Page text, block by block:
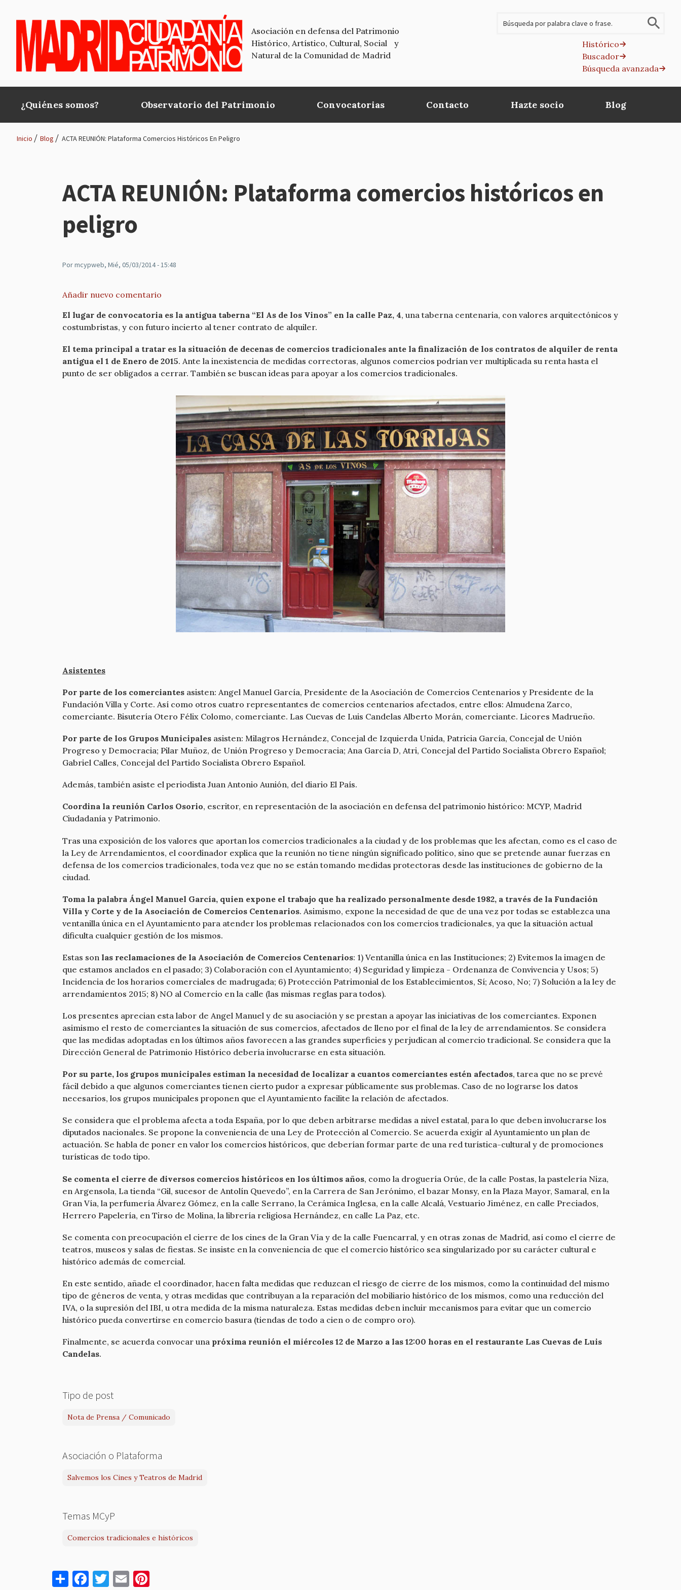
Asociación en defensa del Patrimonio
Histórico, Artístico, Cultural, Social y
Natural de la Comunidad de Madrid
Histórico
Buscador
Búsqueda avanzada
Main
navigation
¿Quiénes somos? Observatorio del Patrimonio Convocatorias Contacto Hazte socio Blog
navegación
Inicio Blog ACTA REUNIÓN: Plataforma Comercios Históricos En Peligro
ACTA REUNIÓN: Plataforma comercios históricos en
peligro
Pormcypweb, Mié, 05/03/2014 - 15:48
Añadir nuevo comentario
El lugar de convocatoria es la antigua taberna “El As de los Vinos” en la calle Paz, 4, una taberna centenaria, con valores arquitectónicos y
costumbristas, y con futuro incierto al tener contrato de alquiler.
El tema principal a tratar es la situación de decenas de comercios tradicionales ante la finalización de los contratos de alquiler de renta
antigua el 1 de Enero de 2015. Ante la inexistencia de medidas correctoras, algunos comercios podrían ver multiplicada su renta hasta el
punto de ser obligados a cerrar. También se buscan ideas para apoyar a los comercios tradicionales.
Asistentes
Por parte de los comerciantes asisten: Angel Manuel García, Presidente de la Asociación de Comercios Centenarios y Presidente de la
Fundación Villa y Corte. Así como otros cuatro representantes de comercios centenarios afectados, entre ellos: Almudena Zarco,
comerciante. Bisutería Otero Félix Colomo, comerciante. Las Cuevas de Luis Candelas Alberto Morán, comerciante. Licores Madrueño.
Por parte de los Grupos Municipales asisten: Milagros Hernández, Concejal de Izquierda Unida, Patricia García, Concejal de Unión
Progreso y Democracia; Pilar Muñoz, de Unión Progreso y Democracia; Ana García D, Atri, Concejal del Partido Socialista Obrero Español;
Gabriel Calles, Concejal del Partido Socialista Obrero Español.
Además, también asiste el periodista Juan Antonio Aunión, del diario El País.
Coordina la reunión Carlos Osorio, escritor, en representación de la asociación en defensa del patrimonio histórico: MCYP, Madrid
Ciudadanía y Patrimonio.
Tras una exposición de los valores que aportan los comercios tradicionales a la ciudad y de los problemas que les afectan, como es el caso de
la Ley de Arrendamientos, el coordinador explica que la reunión no tiene ningún significado político, sino que se pretende aunar fuerzas en
defensa de los comercios tradicionales, toda vez que no se están tomando medidas protectoras desde las instituciones de gobierno de la
ciudad.
Toma la palabra Ángel Manuel García, quien expone el trabajo que ha realizado personalmente desde 1982, a través de la Fundación
Villa y Corte y de la Asociación de Comercios Centenarios. Asimismo, expone la necesidad de que de una vez por todas se establezca una
ventanilla única en el Ayuntamiento para atender los problemas relacionados con los comercios tradicionales, ya que la situación actual
dificulta cualquier gestión de los mismos.
Estas son las reclamaciones de la Asociación de Comercios Centenarios: 1) Ventanilla única en las Instituciones; 2) Evitemos la imagen de
que estamos anclados en el pasado; 3) Colaboración con el Ayuntamiento; 4) Seguridad y limpieza - Ordenanza de Convivencia y Usos; 5)
Incidencia de los horarios comerciales de madrugada; 6) Protección Patrimonial de los Establecimientos, Sí; Acoso, No; 7) Solución a la ley de
arrendamientos 2015; 8) NO al Comercio en la calle (las mismas reglas para todos).
Los presentes aprecian esta labor de Angel Manuel y de su asociación y se prestan a apoyar las iniciativas de los comerciantes. Exponen
asimismo el resto de comerciantes la situación de sus comercios, afectados de lleno por el final de la ley de arrendamientos. Se considera
que las medidas adoptadas en los últimos años favorecen a las grandes superficies y perjudican al comercio tradicional. Se considera que la
Dirección General de Patrimonio Histórico debería involucrarse en esta situación.
Por su parte, los grupos municipales estiman la necesidad de localizar a cuantos comerciantes estén afectados, tarea que no se prevé
fácil debido a que algunos comerciantes tienen cierto pudor a expresar públicamente sus problemas. Caso de no lograrse los datos
necesarios, los grupos municipales proponen que el Ayuntamiento facilite la relación de afectados.
Se considera que el problema afecta a toda España, por lo que deben arbitrarse medidas a nivel estatal, para lo que deben involucrarse los
diputados nacionales. Se propone la conveniencia de una Ley de Protección al Comercio. Se acuerda exigir al Ayuntamiento un plan de
actuación. Se habla de poner en valor los comercios históricos, que deberían formar parte de una red turística-cultural y de promociones
turísticas de todo tipo.
Se comenta el cierre de diversos comercios históricos en los últimos años, como la droguería Orúe, de la calle Postas, la pastelería Niza,
en Argensola, La tienda “Gil, sucesor de Antolín Quevedo”, en la Carrera de San Jerónimo, el bazar Monsy, en la Plaza Mayor, Samaral, en la
Gran Vía, la perfumería Álvarez Gómez, en la calle Serrano, la Cerámica Inglesa, en la calle Alcalá, Vestuario Jiménez, en calle Preciados,
Herrero Papelería, en Tirso de Molina, la librería religiosa Hernández, en calle La Paz, etc.
Se comenta con preocupación el cierre de los cines de la Gran Vía y de la calle Fuencarral, y en otras zonas de Madrid, así como el cierre de
teatros, museos y salas de fiestas. Se insiste en la conveniencia de que el comercio histórico sea singularizado por su carácter cultural e
histórico además de comercial.
En este sentido, añade el coordinador, hacen falta medidas que reduzcan el riesgo de cierre de los mismos, como la continuidad del mismo
tipo de géneros de venta, y otras medidas que contribuyan a la reparación del mobiliario histórico de los mismos, como una reducción del
IVA, o la supresión del IBI, u otra medida de la misma naturaleza. Estas medidas deben incluir mecanismos para evitar que un comercio
histórico pueda convertirse en comercio basura (tiendas de todo a cien o de compro oro).
Finalmente, se acuerda convocar una próxima reunión el miércoles 12 de Marzo a las 12:00 horas en el restaurante Las Cuevas de Luis
Candelas.
Tipo de post
Nota de Prensa / Comunicado
Asociación o Plataforma
Salvemos los Cines y Teatros de Madrid
Temas MCyP
Comercios tradicionales e históricos
S F T E